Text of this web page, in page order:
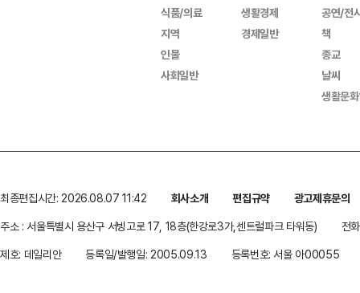
식품/의료
지역
인물
사회일반
생활경제
경제일반
공연/전
책
종교
날씨
생활문
최종편집시간: 2026.08.07 11:42 회사소개 편집규약
광고제휴문의
주소 : 서울특별시 용산구 서빙고로 17, 18층(한강로3가,센트럴파크 타워동)
전
제호: 데일리안
등록일/발행일: 2005.09.13 등록번호: 서울 아00055